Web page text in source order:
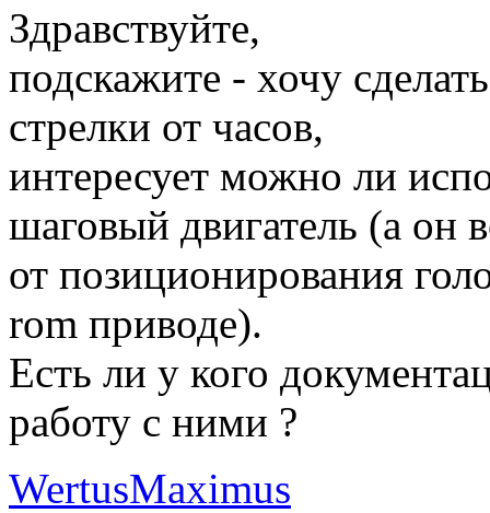
Здравствуйте,
подскажите - хочу
стрелки от часов,
интересует можно ли
шаговый двигатель (а он
от позиционирования
rom приводе).
Есть ли у кого
работу с ними ?
WertusMaximus